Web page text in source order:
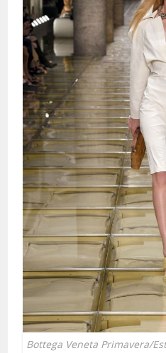
Bottega Veneta Primavera/